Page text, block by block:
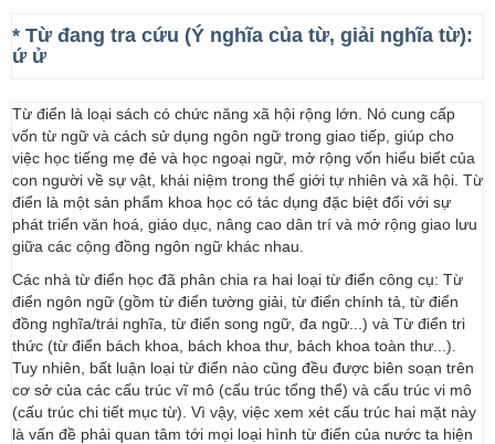
* Từ đang tra cứu (Ý nghĩa của từ, giải nghĩa từ):
ứ ử
Từ điển là loại sách có chức năng xã hội rộng lớn. Nó cung cấp
vốn từ ngữ và cách sử dụng ngôn ngữ trong giao tiếp, giúp cho
việc học tiếng mẹ đẻ và học ngoại ngữ, mở rộng vốn hiểu biết của
con người về sự vật, khái niệm trong thế giới tự nhiên và xã hội. Từ
điển là một sản phẩm khoa học có tác dụng đặc biệt đối với sự
phát triển văn hoá, giáo dục, nâng cao dân trí và mở rộng giao lưu
giữa các cộng đồng ngôn ngữ khác nhau.
Các nhà từ điển học đã phân chia ra hai loại từ điển công cụ: Từ
điển ngôn ngữ (gồm từ điển tường giải, từ điển chính tả, từ điển
đồng nghĩa/trái nghĩa, từ điển song ngữ, đa ngữ...) và Từ điển tri
thức (từ điển bách khoa, bách khoa thư, bách khoa toàn thư...).
Tuy nhiên, bất luận loại từ điển nào cũng đều được biên soạn trên
cơ sở của các cấu trúc vĩ mô (cấu trúc tổng thể) và cấu trúc vi mô
(cấu trúc chi tiết mục từ). Vì vậy, việc xem xét cấu trúc hai mặt này
là vấn đề phải quan tâm tới mọi loại hình từ điển của nước ta hiện